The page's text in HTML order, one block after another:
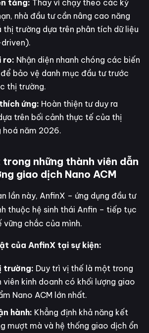
tảng: Thay vì chạy theo các kỳ
nhà đầu tư cần nâng cao năng
thị trường dựa trên phân tích dữ liệu
ro: Nhận diện nhanh chóng các biến
bảo vệ danh mục đầu tư trước
thị trường.
ứng: Hoàn thiện tư duy ra
trên bối cảnh thực tế của thị
hoá năm 2026.
những thành viên dẫn
giao dịch Nano ACM
lần này, AnfinX – ứng dụng đầu tư
thuộc hệ sinh thái Anfin – tiếp tục
vững chắc của mình.
của AnfinX tại sự kiện:
trường: Duy trì vị thế là một trong
viên kinh doanh có khối lượng giao
Nano ACM lớn nhất.
hành: Khẳng định khả năng kết
mượt mà và hệ thống giao dịch ổn